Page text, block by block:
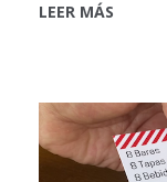
LEER MÁS